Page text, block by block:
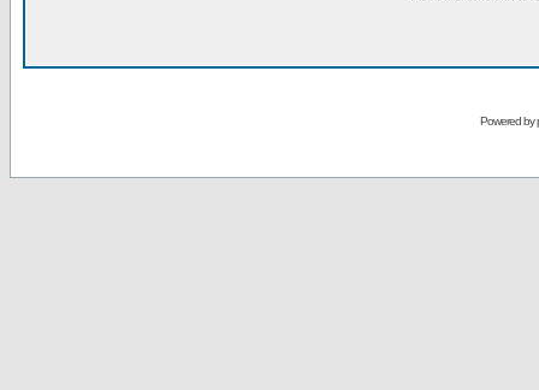
Powered by